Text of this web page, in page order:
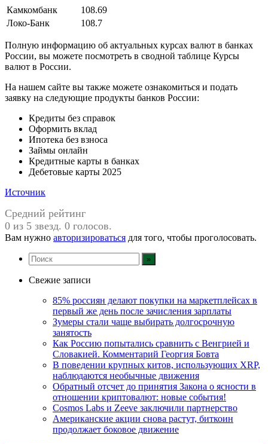
Камкомбанк
108.69
Локо-Банк
108.7
Полную информацию об актуальных курсах валют в банках
России, вы можете посмотреть в сводной таблице Курсы
валют в России.
На нашем сайте вы также можете ознакомиться и подать
заявку на следующие продукты банков России:
Кредиты без справок
Оформить вклад
Ипотека без взноса
Займы онлайн
Кредитные карты в банках
Дебетовые карты 2025
Источник
Средний рейтинг
0 из 5 звезд. 0 голосов.
Вам нужно авторизироваться для того, чтобы проголосовать.
Свежие записи
85% россиян делают покупки на маркетплейсах в
первый же день после зачисления зарплаты
Зумеры стали чаще выбирать долгосрочную
занятость
Как Россию попытались сравнить с Венгрией и
Словакией. Комментарий Георгия Бовта
В поведении крупных китов, использующих XRP,
наблюдаются необычные движения
Обратный отсчет до принятия Закона о ясности в
отношении криптовалют: новые события!
Cosmos Labs и Zeeve заключили партнерство
Американские акции снова растут, биткоин
продолжает боковое движение